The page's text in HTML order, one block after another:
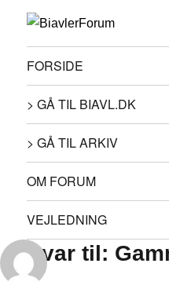
FORSIDE
> GÅ TIL BIAVL.DK
> GÅ TIL ARKIV
OM FORUM
VEJLEDNING
Svar til: